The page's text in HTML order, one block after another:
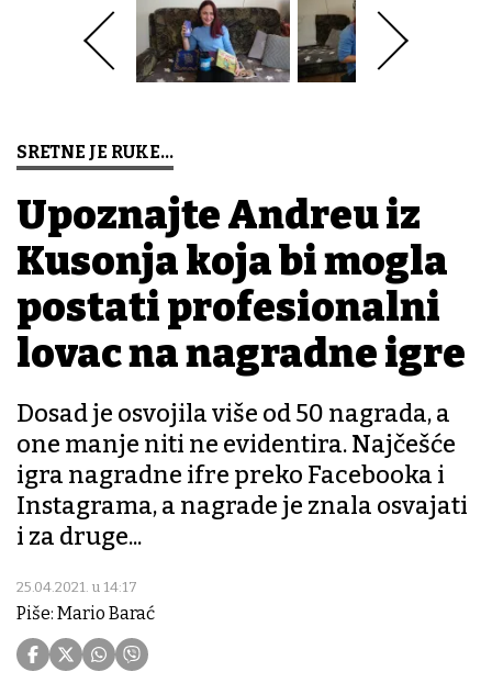
SRETNE JE RUKE...
Upoznajte Andreu iz
Kusonja koja bi mogla
postati profesionalni
lovac na nagradne igre
Dosad je osvojila više od 50 nagrada, a
one manje niti ne evidentira. Najčešće
igra nagradne ifre preko Facebooka i
Instagrama, a nagrade je znala osvajati
i za druge...
25.04.2021. u 14:17
Piše: Mario Barać